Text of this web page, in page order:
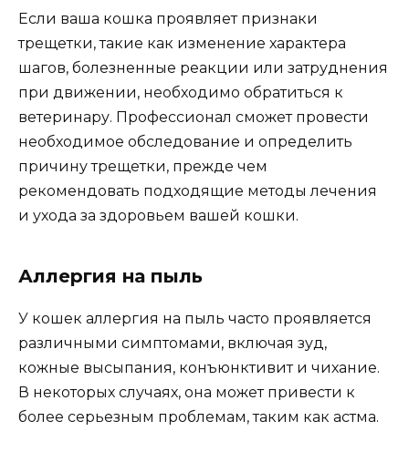
Если ваша кошка проявляет признаки
трещетки, такие как изменение характера
шагов, болезненные реакции или затруднения
при движении, необходимо обратиться к
ветеринару. Профессионал сможет провести
необходимое обследование и определить
причину трещетки, прежде чем
рекомендовать подходящие методы лечения
и ухода за здоровьем вашей кошки.
Аллергия на пыль
У кошек аллергия на пыль часто проявляется
различными симптомами, включая зуд,
кожные высыпания, конъюнктивит и чихание.
В некоторых случаях, она может привести к
более серьезным проблемам, таким как астма.